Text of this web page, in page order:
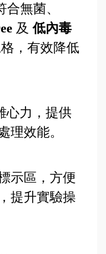
無菌、
及 低內毒
，有效降低
心力，提供
理效能。
示區，方便
提升實驗操